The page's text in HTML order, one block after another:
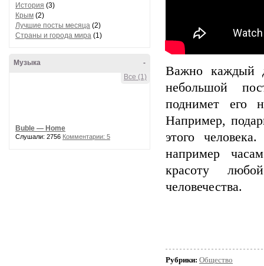
История (3)
Крым (2)
Лучшие посты месяца (2)
Страны и города мира (1)
-
Музыка
Все (1)
Buble — Home
Слушали: 2756 Комментарии: 5
Важно каждый
небольшой
поднимет его
Например,
этого
например
красоту
человечества.
Рубрики: Общество